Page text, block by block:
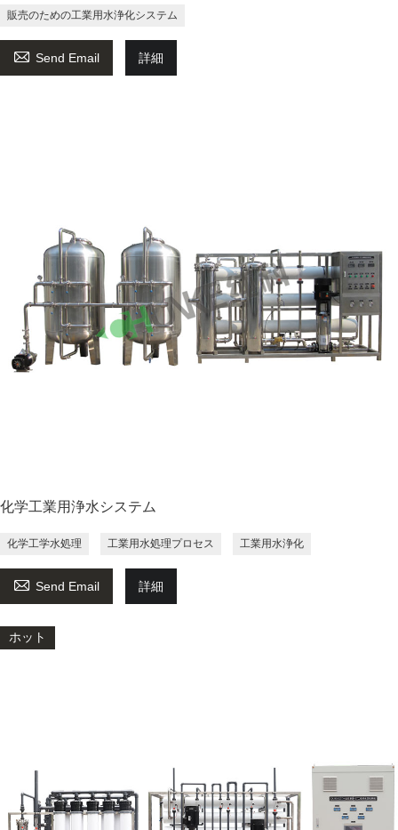
販売のための工業用水浄化システム
 Send Email 詳細
化学工業用浄水システム
化学工学水処理 工業用水処理プロセス 工業用水浄化
 Send Email 詳細
ホット